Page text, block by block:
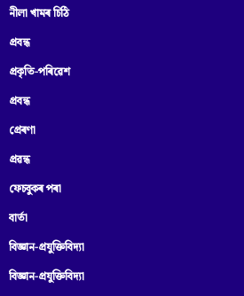
নীলা খামৰ চিঠি
প্রবন্ধ
প্ৰকৃতি-পৰিৱেশ
প্ৰবন্ধ
প্ৰেৰণা
প্ৰৱন্ধ
ফেচবুকৰ পৰা
বাৰ্তা
বিজ্ঞান-প্রযুক্তিবিদ্যা
বিজ্ঞান-প্ৰযুক্তিবিদ্যা